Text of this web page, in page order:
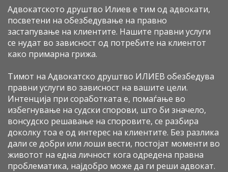
Адвокатското друштво Илиев е тим од адвокати,
посветени на обезбедување на правно
застапување на клиентите. Нашите правни услуги
се нудат во зависност од потребите на клиентот
како примарна грижа.
Тимот на Адвокатско друштво ИЛИЕВ обезбедува
правни услуги во зависност на вашите цели.
Интенција при соработката е, помаѓање во
избегнување на судски спорови, што би значело,
вонсудско решавање на споровите, се разбира
доколку тоа е од интерес на клиентите. Без разлика
дали се добри или лоши вести, постојат моменти во
животот на една личност кога одредена правна
проблематика, најдобро може да ги реши адвокат.